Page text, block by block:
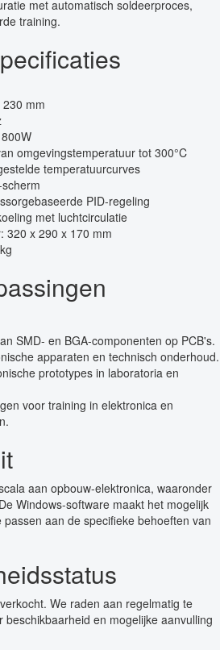
met automatisch soldeerproces,
training.
mm
omgevingstemperatuur tot 300°C
temperatuurcurves
PID-regeling
met luchtcirculatie
320 x 290 x 170 mm
SMD- en BGA-componenten op PCB's.
apparaten en technisch onderhoud.
prototypes in laboratoria en
voor training in elektronica en
aan opbouw-elektronica, waaronder
Windows-software maakt het mogelijk
aan de specifieke behoeften van
We raden aan regelmatig te
en mogelijke aanvulling